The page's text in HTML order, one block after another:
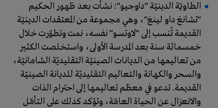
الطاويّة الدينيّة "داوجيو": نشأت بعد ظهور الحكيم
"تشانغ داو لينغ"، وهي مجموعة من المعتقدات الدينيّة
القديمة تُنسب إلى "لاوتسو" نفسه، نمت وتطوّرت خلال
خمسمائة سنة بعد المدرسة الأولى، واستخلصت الكثير
من تعاليمها من الديانات الصينيّة التقليديّة الشامانيّة،
والسحر والكهانة والتعاليم التقليديّة للديانة الصينيّة
القديمة. تدعو في معظم تعاليمها إلى احترام الذات
والانعزال عن الحياة العامّة، وتؤكد كذلك على التأمّل